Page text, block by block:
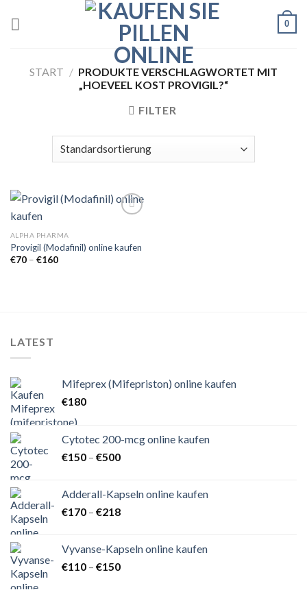
0
START / PRODUKTE VERSCHLAGWORTET MIT
„HOEVEEL KOST PROVIGIL?“
FILTER
Add to
ALPHA PHARMA
Provigil (Modafinil) online kaufen
€70 – €160Preisspanne:
LATEST
Mifeprex (Mifepriston) online kaufen
€180
Cytotec 200-mcg online kaufen
€150 – €500Preisspanne:
€500
Adderall-Kapseln online kaufen
€170 – €218Preisspanne:
€218
Vyvanse-Kapseln online kaufen
€110 – €150Preisspanne: